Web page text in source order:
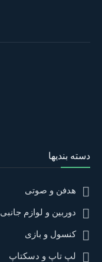
دسته بندیها
هدفن و صوتی
دوربین و لوازم جانبی
کنسول و بازی
لپ تاپ و دسکتاپ